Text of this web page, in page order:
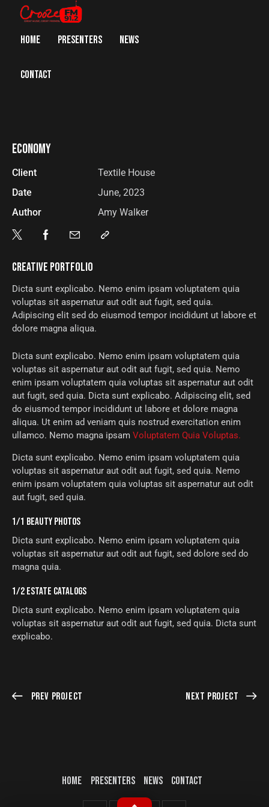
HOME PRESENTERS NEWS
CONTACT
ECONOMY
Client
Textile House
Date
June, 2023
Author
Amy Walker
CREATIVE PORTFOLIO
Dicta sunt explicabo. Nemo enim ipsam voluptatem quia
voluptas sit aspernatur aut odit aut fugit, sed quia.
Adipiscing elit sed do eiusmod tempor incididunt ut labore et
dolore magna aliqua.
Dicta sunt explicabo. Nemo enim ipsam voluptatem quia
voluptas sit aspernatur aut odit aut fugit, sed quia. Nemo
enim ipsam voluptatem quia voluptas sit aspernatur aut odit
aut fugit, sed quia. Dicta sunt explicabo. Adipiscing elit, sed
do eiusmod tempor incididunt ut labore et dolore magna
aliqua. Ut enim ad veniam quis nostrud exercitation enim
ullamco. Nemo magna ipsam Voluptatem Quia Voluptas.
Dicta sunt explicabo. Nemo enim ipsam voluptatem quia
voluptas sit aspernatur aut odit aut fugit, sed quia. Nemo
enim ipsam voluptatem quia voluptas sit aspernatur aut odit
aut fugit, sed quia.
1/1 BEAUTY PHOTOS
Dicta sunt explicabo. Nemo enim ipsam voluptatem quia
voluptas sit aspernatur aut odit aut fugit, sed dolore sed do
magna quia.
1/2 ESTATE CATALOGS
Dicta sunt explicabo. Nemo enim ipsam voluptatem quia
voluptas sit aspernatur aut odit aut fugit, sed quia. Dicta sunt
explicabo.
Prev Project Next Project
HOME PRESENTERS NEWS CONTACT